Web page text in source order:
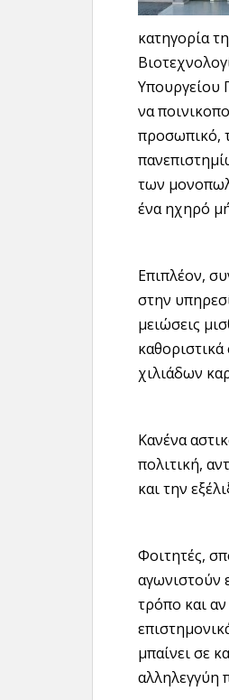
κατηγορία
Υπουργείου
να
προσωπικό,
των
ένα ηχηρό
Επιπλέον,
στην
μειώσεις
χιλιάδων
Κανένα
πολιτική,
και την
Φοιτητές,
αγωνιστούν
τρόπο και αν
μπαίνει σε
αλληλεγγύη